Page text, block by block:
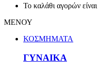
Το καλάθι αγορών
ΜΕΝΟΥ
ΚΟΣΜΗΜΑΤΑ
ΓΥΝΑΙΚΑ